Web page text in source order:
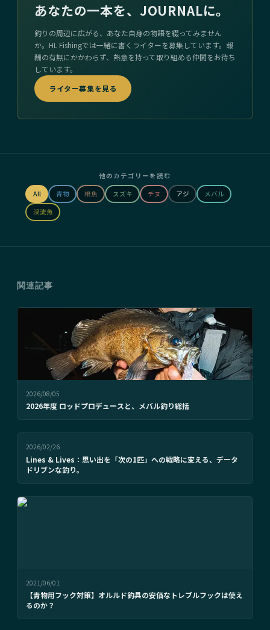
あなたの一本を、JOURNALに。
釣りの周辺に広がる、あなた自身の物語を綴ってみません
か。HL Fishingでは一緒に書くライターを募集しています。報
酬の有無にかかわらず、熱意を持って取り組める仲間をお待ち
しています。
ライター募集を見る
他のカテゴリーを読む
All 青物 根魚 スズキ チヌ アジ
メバル
渓流魚
関連記事
2026/08/05
2026年度 ロッドプロデュースと、メバル釣り総括
2026/02/26
Lines & Lives：思い出を「次の1匹」への戦略に変える、データ
ドリブンな釣り。
2021/06/01
【青物用フック対策】オルルド釣具の安価なトレブルフックは使え
るのか？